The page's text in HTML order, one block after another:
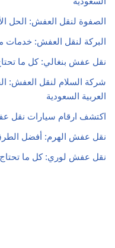
الصفوة لنقل العفش: الحل
البركة لنقل العفش: خدمات
نقل عفش بنغالي: كل ما
شركة السلام لنقل العفش:
العربية السعودية
اكتشف ارقام سيارات نقل
نقل عفش الهرم: أفضل
نقل عفش لوري: كل ما تحتاج